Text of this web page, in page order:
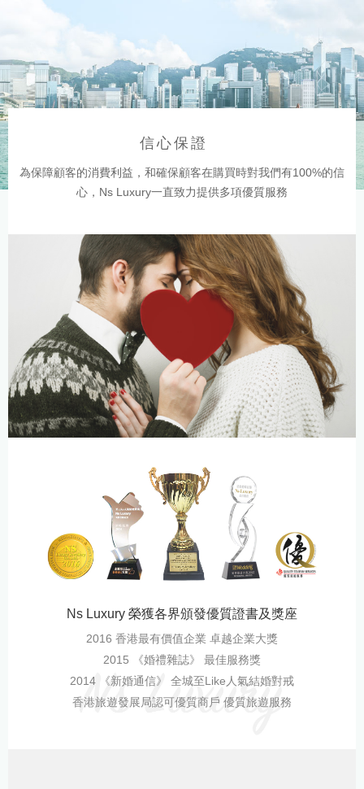
信心保證
為保障顧客的消費利益，和確保顧客在購買時對我們有100%的信
心，Ns Luxury一直致力提供多項優質服務
Ns Luxury 榮獲各界頒發優質證書及獎座
2016 香港最有價值企業 卓越企業大獎
2015 《婚禮雜誌》 最佳服務獎
2014 《新婚通信》 全城至Like人氣結婚對戒
香港旅遊發展局認可優質商戶 優質旅遊服務